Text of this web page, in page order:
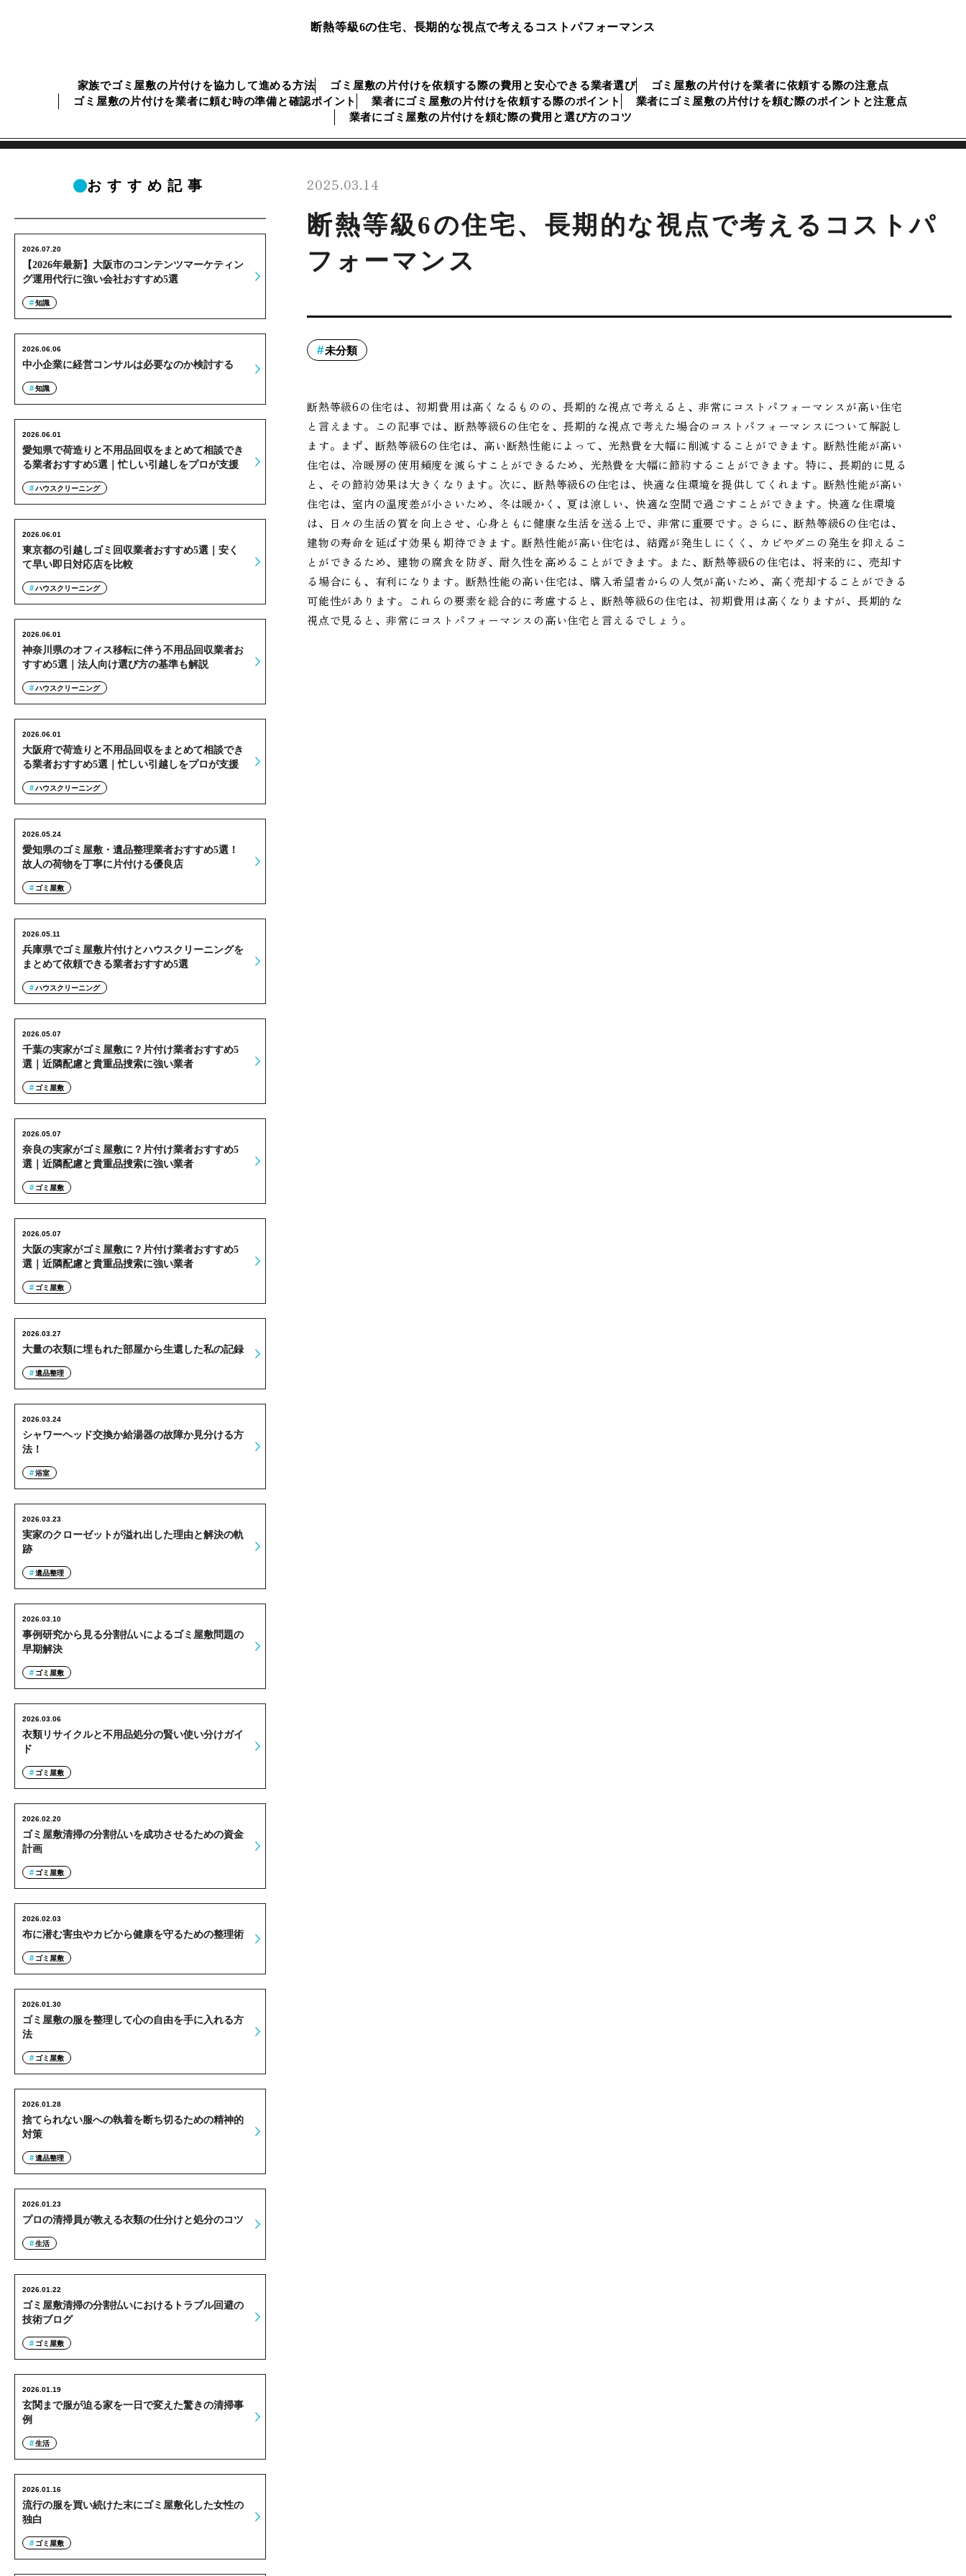
断熱等級6の住宅、長期的な視点で考えるコストパフォーマンス
家族でゴミ屋敷の片付けを協力して進める方法 ゴミ屋敷の片付けを依頼する際の費用と安心できる業者選び
ゴミ屋敷の片付けを業者に依頼する際の注意点
ゴミ屋敷の片付けを業者に頼む時の準備と確認ポイント
業者にゴミ屋敷の片付けを依頼する際のポイント
業者にゴミ屋敷の片付けを頼む際のポイントと注意点
業者にゴミ屋敷の片付けを頼む際の費用と選び方のコツ
2025.03.14
断熱等級6の住宅、長期的な視点で考えるコストパ
フォーマンス
未分類
断熱等級6の住宅は、初期費用は高くなるものの、長期的な視点で考えると、非常にコストパフォーマンスが高い住宅
と言えます。この記事では、断熱等級6の住宅を、長期的な視点で考えた場合のコストパフォーマンスについて解説し
ます。まず、断熱等級6の住宅は、高い断熱性能によって、光熱費を大幅に削減することができます。断熱性能が高い
住宅は、冷暖房の使用頻度を減らすことができるため、光熱費を大幅に節約することができます。特に、長期的に見る
と、その節約効果は大きくなります。次に、断熱等級6の住宅は、快適な住環境を提供してくれます。断熱性能が高い
住宅は、室内の温度差が小さいため、冬は暖かく、夏は涼しい、快適な空間で過ごすことができます。快適な住環境
は、日々の生活の質を向上させ、心身ともに健康な生活を送る上で、非常に重要です。さらに、断熱等級6の住宅は、
建物の寿命を延ばす効果も期待できます。断熱性能が高い住宅は、結露が発生しにくく、カビやダニの発生を抑えるこ
とができるため、建物の腐食を防ぎ、耐久性を高めることができます。また、断熱等級6の住宅は、将来的に、売却す
る場合にも、有利になります。断熱性能の高い住宅は、購入希望者からの人気が高いため、高く売却することができる
可能性があります。これらの要素を総合的に考慮すると、断熱等級6の住宅は、初期費用は高くなりますが、長期的な
視点で見ると、非常にコストパフォーマンスの高い住宅と言えるでしょう。
おすすめ記事
【2026年最新】大阪市のコンテンツマーケティン
グ運用代行に強い会社おすすめ5選
2026.07.20
知識
中小企業に経営コンサルは必要なのか検討する
2026.06.06
知識
愛知県で荷造りと不用品回収をまとめて相談でき
る業者おすすめ5選｜忙しい引越しをプロが支援
2026.06.01
ハウスクリーニング
東京都の引越しゴミ回収業者おすすめ5選｜安く
て早い即日対応店を比較
2026.06.01
ハウスクリーニング
神奈川県のオフィス移転に伴う不用品回収業者お
すすめ5選｜法人向け選び方の基準も解説
2026.06.01
ハウスクリーニング
大阪府で荷造りと不用品回収をまとめて相談でき
る業者おすすめ5選｜忙しい引越しをプロが支援
2026.06.01
ハウスクリーニング
愛知県のゴミ屋敷・遺品整理業者おすすめ5選！
故人の荷物を丁寧に片付ける優良店
2026.05.24
ゴミ屋敷
兵庫県でゴミ屋敷片付けとハウスクリーニングを
まとめて依頼できる業者おすすめ5選
2026.05.11
ハウスクリーニング
千葉の実家がゴミ屋敷に？片付け業者おすすめ5
選｜近隣配慮と貴重品捜索に強い業者
2026.05.07
ゴミ屋敷
奈良の実家がゴミ屋敷に？片付け業者おすすめ5
選｜近隣配慮と貴重品捜索に強い業者
2026.05.07
ゴミ屋敷
大阪の実家がゴミ屋敷に？片付け業者おすすめ5
選｜近隣配慮と貴重品捜索に強い業者
2026.05.07
ゴミ屋敷
大量の衣類に埋もれた部屋から生還した私の記録
2026.03.27
遺品整理
シャワーヘッド交換か給湯器の故障か見分ける方
法！
2026.03.24
浴室
実家のクローゼットが溢れ出した理由と解決の軌
跡
2026.03.23
遺品整理
事例研究から見る分割払いによるゴミ屋敷問題の
早期解決
2026.03.10
ゴミ屋敷
衣類リサイクルと不用品処分の賢い使い分けガイ
ド
2026.03.06
ゴミ屋敷
ゴミ屋敷清掃の分割払いを成功させるための資金
計画
2026.02.20
ゴミ屋敷
布に潜む害虫やカビから健康を守るための整理術
2026.02.03
ゴミ屋敷
ゴミ屋敷の服を整理して心の自由を手に入れる方
法
2026.01.30
ゴミ屋敷
捨てられない服への執着を断ち切るための精神的
対策
2026.01.28
遺品整理
プロの清掃員が教える衣類の仕分けと処分のコツ
2026.01.23
生活
ゴミ屋敷清掃の分割払いにおけるトラブル回避の
技術ブログ
2026.01.22
ゴミ屋敷
玄関まで服が迫る家を一日で変えた驚きの清掃事
例
2026.01.19
生活
流行の服を買い続けた末にゴミ屋敷化した女性の
独白
2026.01.16
ゴミ屋敷